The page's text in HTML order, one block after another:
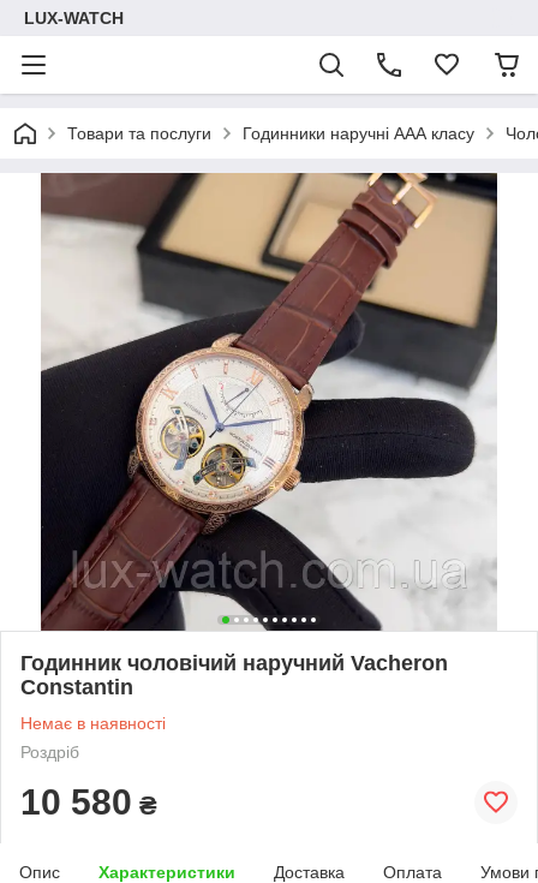
LUX-WATCH
Товари та послуги Годинники наручні ААА класу
Годинник чоловічий наручний Vacheron
Constantin
Немає в наявності
Роздріб
10 580 ₴
Опис Характеристики Доставка Оплата Умови